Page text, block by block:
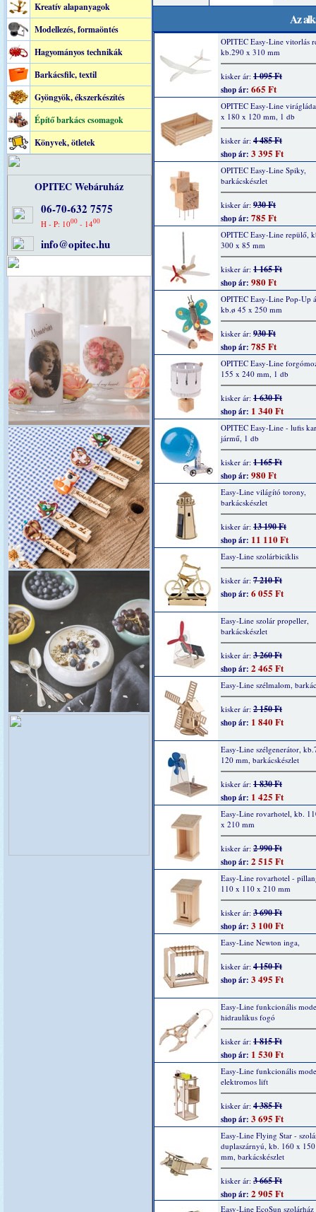
Kreatív alapanyagok
Modellezés, formaöntés
Hagyományos technikák
Barkácsfilc, textil
Gyöngyök, ékszerkészítés
Építő barkács csomagok
Könyvek, ötletek
OPITEC Webáruház
06-70-632 7575
H - P: 1000- 1400
info@opitec.hu
Az
OPITEC Easy-Line vitorlás
kb.290 x 310 mm
kisker ár: 1 095 Ft
shop ár: 665 Ft
OPITEC Easy-Line
x 180 x 120 mm, 1 db
kisker ár: 4 485 Ft
shop ár: 3 395 Ft
OPITEC Easy-Line Spiky,
barkácskészlet
kisker ár: 930 Ft
shop ár: 785 Ft
OPITEC Easy-Line repülő,
300 x 85 mm
kisker ár: 1 165 Ft
shop ár: 980 Ft
OPITEC Easy-Line Pop-Up
kb.ø 45 x 250 mm
kisker ár: 930 Ft
shop ár: 785 Ft
OPITEC Easy-Line
155 x 240 mm, 1 db
kisker ár: 1 630 Ft
shop ár: 1 340 Ft
OPITEC Easy-Line - lufis
jármű, 1 db
kisker ár: 1 165 Ft
shop ár: 980 Ft
Easy-Line világító torony,
barkácskészlet
kisker ár: 13 190 Ft
shop ár: 11 110 Ft
Easy-Line szolárbiciklis
kisker ár: 7 210 Ft
shop ár: 6 055 Ft
Easy-Line szolár propeller,
barkácskészlet
kisker ár: 3 260 Ft
shop ár: 2 465 Ft
Easy-Line szélmalom,
kisker ár: 2 150 Ft
shop ár: 1 840 Ft
Easy-Line szélgenerátor,
120 mm, barkácskészlet
kisker ár: 1 830 Ft
shop ár: 1 425 Ft
Easy-Line rovarhotel, kb.
x 210 mm
kisker ár: 2 990 Ft
shop ár: 2 515 Ft
Easy-Line rovarhotel -
110 x 110 x 210 mm
kisker ár: 3 690 Ft
shop ár: 3 100 Ft
Easy-Line Newton inga,
kisker ár: 4 150 Ft
shop ár: 3 495 Ft
Easy-Line funkcionális
hidraulikus fogó
kisker ár: 1 815 Ft
shop ár: 1 530 Ft
Easy-Line funkcionális
elektromos lift
kisker ár: 4 385 Ft
shop ár: 3 695 Ft
Easy-Line Flying Star -
duplaszárnyú, kb. 160 x
mm, barkácskészlet
kisker ár: 3 665 Ft
shop ár: 2 905 Ft
Easy-Line EcoSun szolárház